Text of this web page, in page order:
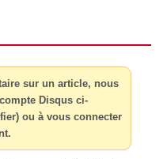
sur un article, nous
Disqus ci-
ou à vous connecter